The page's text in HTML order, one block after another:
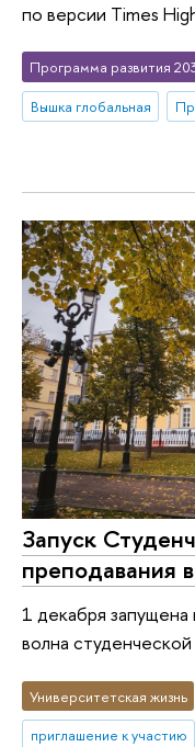
по версии Times
Программа развития
Вышка глобальная
Запуск
преподавания
1 декабря
волна
Университетская жизнь
приглашение к участию